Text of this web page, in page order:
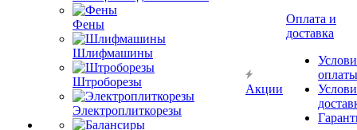
Фены
Шлифмашины
Штроборезы
Электроплиткорезы
Акции
Оплата и
доставка
оплаты